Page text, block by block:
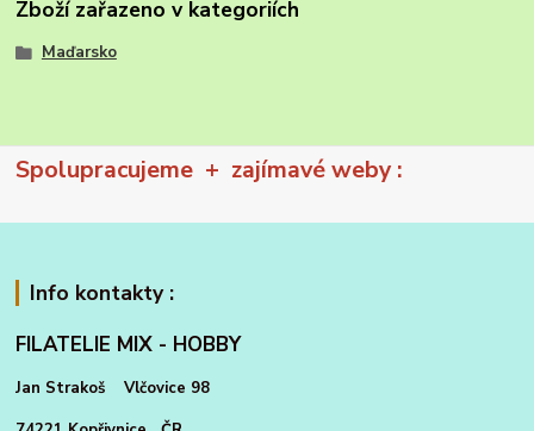
Zboží zařazeno v kategoriích
Maďarsko
Spolupracujeme + zajímavé weby :
Info kontakty :
FILATELIE MIX - HOBBY
Jan Strakoš Vlčovice 98